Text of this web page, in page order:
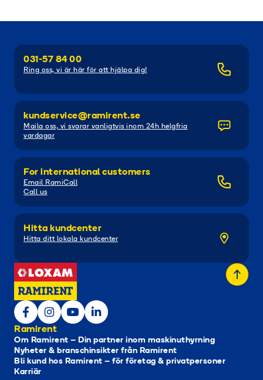
031-57 84 00
Ring oss, vi är här för att hjälpa dig!
kundservice@ramirent.se
Maila oss, vi svarar vanligtvis inom 24h helgfria
vardagar
For international customers
Email RamiCall
Call us
Hitta kundcenter
Hitta ditt lokala kundcenter
Ramirent
Om Ramirent – Din partner inom maskinuthyrning
Nyheter & branschinsikter från Ramirent
Bli kund hos Ramirent – för företag & privatpersoner
Karriär